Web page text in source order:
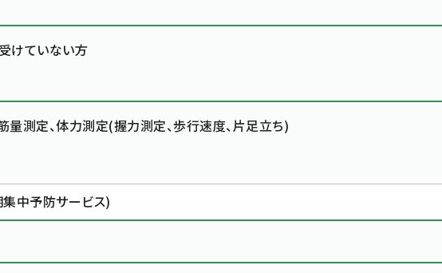
けていない方
量測定、体力測定(握力測定、歩行速度、片足立ち)
中予防サービス)